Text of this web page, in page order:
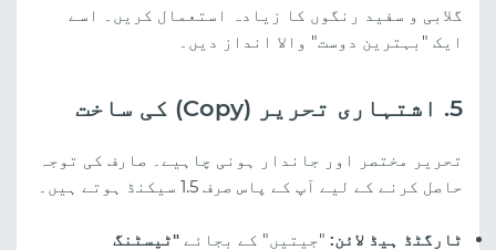
گلابی و سفید رنگوں کا زیادہ استعمال کریں۔ اسے
ایک "بہترین دوست" والا انداز دیں۔
5. اشتہاری تحریر (Copy) کی ساخت
تحریر مختصر اور جاندار ہونی چاہیے۔ صارف کی توجہ
حاصل کرنے کے لیے آپ کے پاس صرف 1.5 سیکنڈ ہوتے ہیں۔
ٹارگٹڈ ہیڈ لائن: "جیتیں" کے بجائے "ٹیسٹنگ